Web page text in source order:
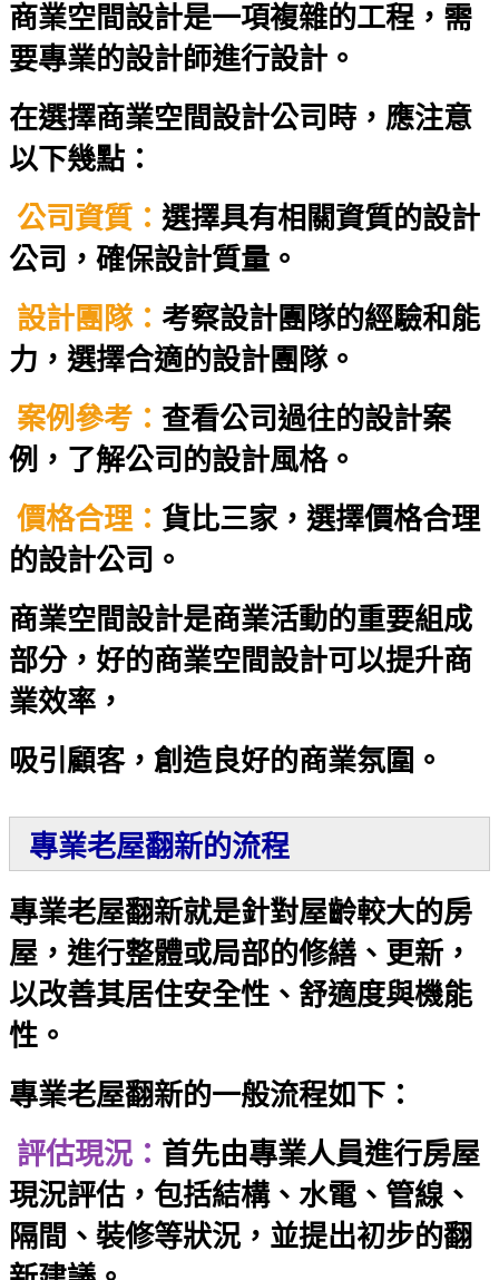
商業空間設計是一項複雜的工程，需
要專業的設計師進行設計。
在選擇商業空間設計公司時，應注意
以下幾點：
公司資質： 選擇具有相關資質的設計
公司，確保設計質量。
設計團隊： 考察設計團隊的經驗和能
力，選擇合適的設計團隊。
案例參考： 查看公司過往的設計案
例，了解公司的設計風格。
價格合理： 貨比三家，選擇價格合理
的設計公司。
商業空間設計是商業活動的重要組成
部分，好的商業空間設計可以提升商
業效率，
吸引顧客，創造良好的商業氛圍。
專業老屋翻新的流程
專業老屋翻新就是針對屋齡較大的房
屋，進行整體或局部的修繕、更新，
以改善其居住安全性、舒適度與機能
性。
專業老屋翻新的一般流程如下：
評估現況： 首先由專業人員進行房屋
現況評估，包括結構、水電、管線、
隔間、裝修等狀況，並提出初步的翻